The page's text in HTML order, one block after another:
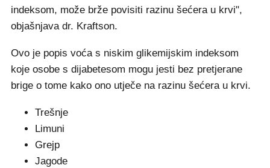
indeksom, može brže povisiti razinu šećera u krvi",
objašnjava dr. Kraftson.
Ovo je popis voća s niskim glikemijskim indeksom
koje osobe s dijabetesom mogu jesti bez pretjerane
brige o tome kako ono utječe na razinu šećera u krvi.
Trešnje
Limuni
Grejp
Jagode